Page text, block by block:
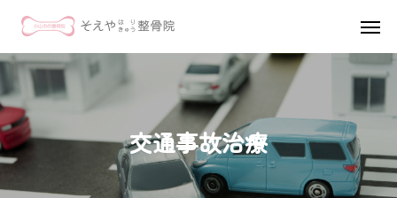
交通事故治療
MAP 診療時間